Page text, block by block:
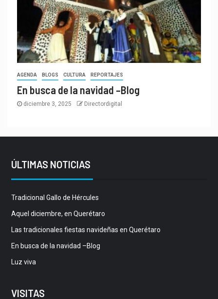
AGENDA BLOGS CULTURA REPORTAJES
En busca de la navidad –Blog
diciembre 3, 2025 Directordigital
ÚLTIMAS NOTICIAS
Tradicional Gallo de Hércules
Aquel diciembre, en Querétaro
Las tradicionales fiestas navideñas en Querétaro
En busca de la navidad –Blog
Luz viva
VISITAS